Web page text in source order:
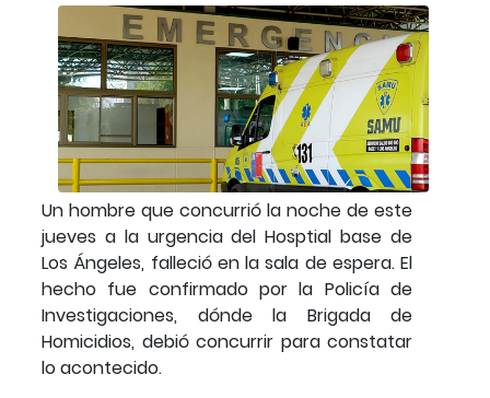
Un hombre que concurrió la noche de este
jueves a la urgencia del Hosptial base de
Los Ángeles, falleció en la sala de espera. El
hecho fue confirmado por la Policía de
Investigaciones, dónde la Brigada de
Homicidios, debió concurrir para constatar
lo acontecido.